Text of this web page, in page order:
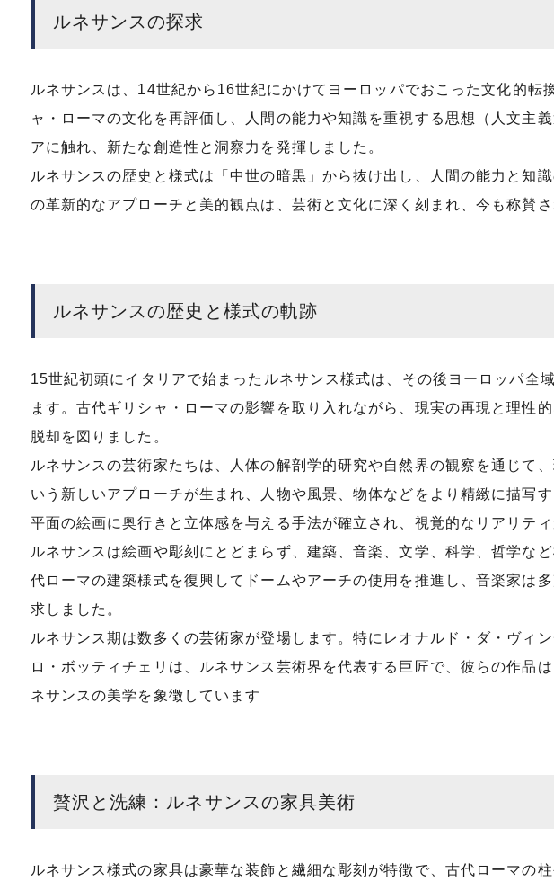
ルネサンスの探求
ルネサンスは、14世紀から16世紀にかけてヨーロッパでおこった文化的転
ャ・ローマの文化を再評価し、人間の能力や知識を重視する思想（人文主
アに触れ、新たな創造性と洞察力を発揮しました。
ルネサンスの歴史と様式は「中世の暗黒」から抜け出し、人間の能力と知
の革新的なアプローチと美的観点は、芸術と文化に深く刻まれ、今も称賛
ルネサンスの歴史と様式の軌跡
15世紀初頭にイタリアで始まったルネサンス様式は、その後ヨーロッパ全
ます。古代ギリシャ・ローマの影響を取り入れながら、現実の再現と理性
脱却を図りました。
ルネサンスの芸術家たちは、人体の解剖学的研究や自然界の観察を通じて
いう新しいアプローチが生まれ、人物や風景、物体などをより精緻に描写
平面の絵画に奥行きと立体感を与える手法が確立され、視覚的なリアリティ
ルネサンスは絵画や彫刻にとどまらず、建築、音楽、文学、科学、哲学な
代ローマの建築様式を復興してドームやアーチの使用を推進し、音楽家は
求しました。
ルネサンス期は数多くの芸術家が登場します。特にレオナルド・ダ・ヴィ
ロ・ボッティチェリは、ルネサンス芸術界を代表する巨匠で、彼らの作品
ネサンスの美学を象徴しています
贅沢と洗練：ルネサンスの家具美術
ルネサンス様式の家具は豪華な装飾と繊細な彫刻が特徴で、古代ローマの